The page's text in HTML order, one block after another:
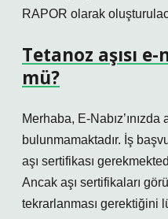
RAPOR olarak
Tetanoz aşısı
mü?
Merhaba, E-Nabız’ınızda
bulunmamaktadır. İş
aşı sertifikası
Ancak aşı sertifikaları
tekrarlanması gerektiğini